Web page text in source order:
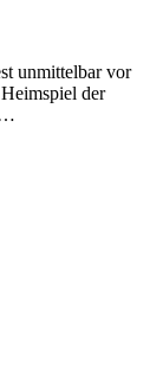
unmittelbar vor
der